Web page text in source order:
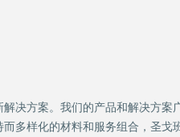
决方案。我们的产品和解决方案
多样化的材料和服务组合，圣戈